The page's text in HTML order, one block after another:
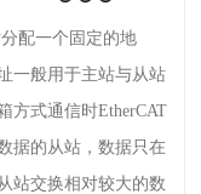
配一个固定的地
一般用于主站与从站
方式通信时EtherCAT
据的从站，数据只在
站交换相对较大的数